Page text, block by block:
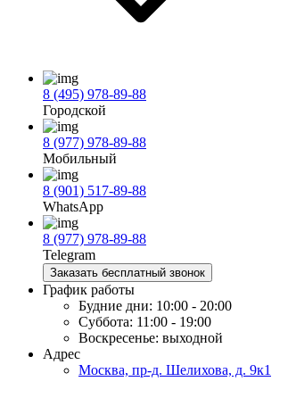
8 (495) 978-89-88
Городской
8 (977) 978-89-88
Мобильный
8 (901) 517-89-88
WhatsApp
8 (977) 978-89-88
Telegram
Заказать бесплатный звонок
График работы
Будние дни: 10:00 - 20:00
Суббота: 11:00 - 19:00
Воскресенье: выходной
Адрес
Москва, пр-д. Шелихова, д. 9к1